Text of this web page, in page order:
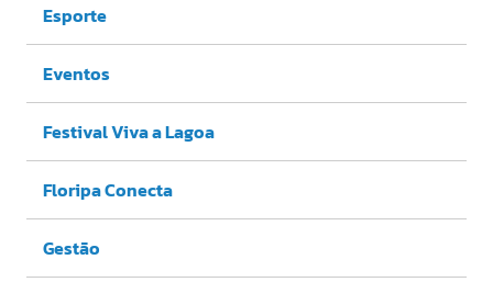
Esporte
Eventos
Festival Viva a Lagoa
Floripa Conecta
Gestão